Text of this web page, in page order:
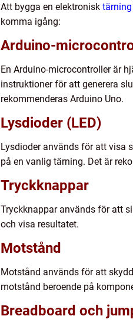
Att bygga en elektronisk tärning
komma igång:
Arduino-
En Arduino-microcontroller är
instruktioner för att generera
rekommenderas Arduino Uno.
Lysdioder (LED)
Lysdioder används för att visa
på en vanlig tärning. Det är
Tryckknappar
Tryckknappar används för att
och visa resultatet.
Motstånd
Motstånd används för att
motstånd beroende på
Breadboard och